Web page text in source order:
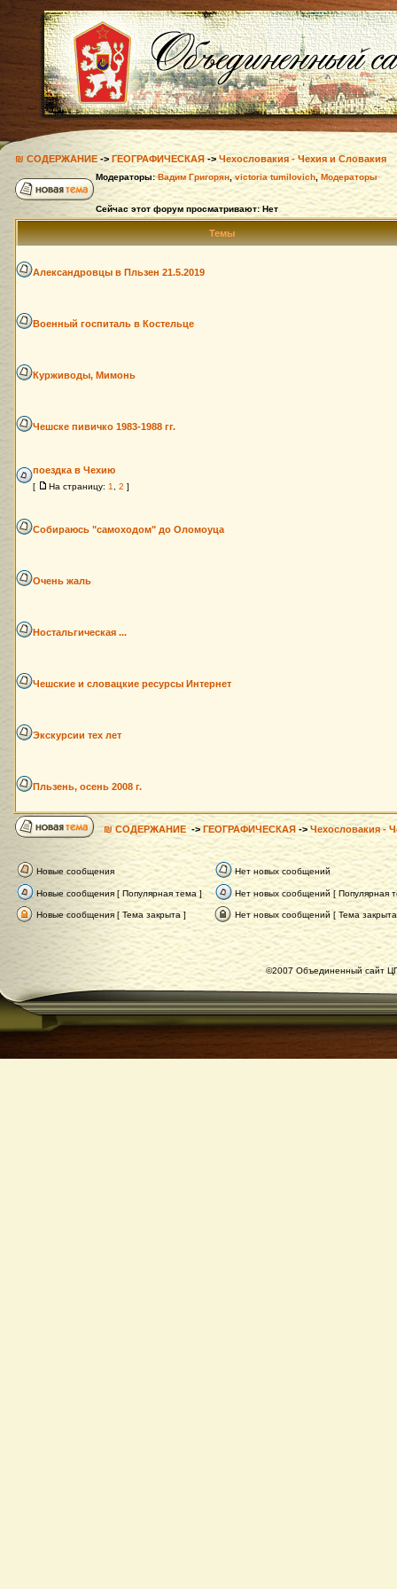
₪ СОДЕРЖАНИЕ-> ГЕОГРАФИЧЕСКАЯ-> Чехословакия - Чехия и Словакия
Модераторы:Вадим Григорян ,victoria tumilovich,Модераторы
Сейчас этот форум просматривают: Нет
Темы
Александровцы в Пльзен 21.5.2019
Военный госпиталь в Костельце
Курживоды, Мимонь
Чешске пивичко 1983-1988 гг.
поездка в Чехию
[ На страницу: 1 2 ]
Собираюсь "самоходом" до Оломоуца
Очень жаль
Ностальгическая ...
Чешские и словацкие ресурсы Интернет
Экскурсии тех лет
Пльзень, осень 2008 г.
₪ СОДЕРЖАНИЕ -> ГЕОГРАФИЧЕСКАЯ->Чехословакия -
Новые сообщения Нет новых сообщений
Новые сообщения [ Популярная тема ] Нет новых сообщений [ Популярная
Новые сообщения [ Тема закрыта ] Нет новых сообщений [ Тема
©2007 Объединенный сайт